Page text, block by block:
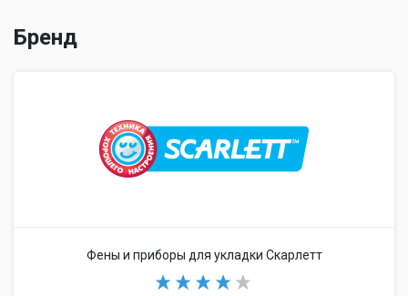
Бренд
Фены и приборы для укладки Скарлетт